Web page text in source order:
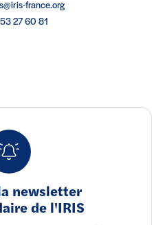
france.org
27 60 81
newsletter
de l'IRIS